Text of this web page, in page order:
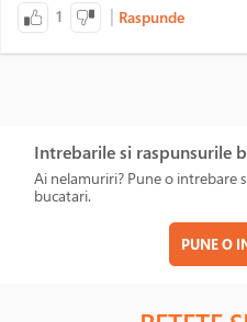
1 | Raspunde
Intrebarile si raspunsurile
Ai nelamuriri? Pune o intrebare
bucatari.
PUNE O